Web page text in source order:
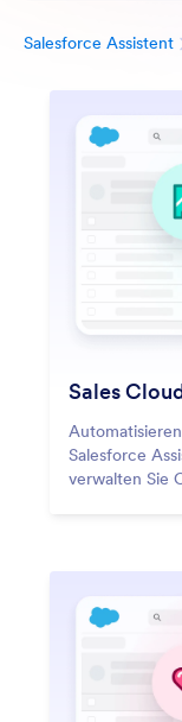
Salesforce Assistent
Sales
Salesforce
verwalten Sie